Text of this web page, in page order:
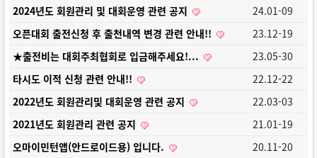
2024년도 회원관리 및 대회운영 관련 공지
24.01-09
오픈대회 출전신청 후 출천내역 변경 관련 안내!!
23.12-19
★출전비는 대회주최협회로 입금해주세요!...
23.05-30
타시도 이적 신청 관련 안내!!
22.12-22
2022년도 회원관리및 대회운영 관련 공지
22.03-03
2021년도 회원관리 관련 공지
21.01-19
오마이민턴앱(안드로이드용) 입니다.
20.11-20